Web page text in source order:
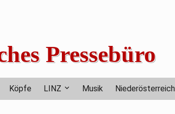
Pressebüro
Köpfe LINZ Musik Niederösterreich